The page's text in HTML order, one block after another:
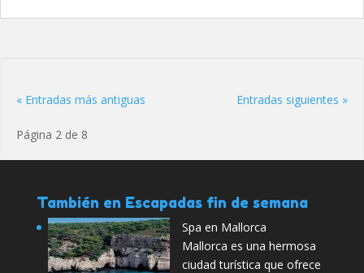
« Entradas más antiguas Entradas siguientes »
Página 2 de 8
También en Escapadas fin de semana
Spa en Mallorca
Mallorca es una hermosa
ciudad turística que ofrece